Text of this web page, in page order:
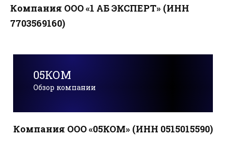
Компания ООО «1 АБ ЭКСПЕРТ» (ИНН
7703569160)
05КОМ
Обзор компании
Компания ООО «05КОМ» (ИНН 0515015590)